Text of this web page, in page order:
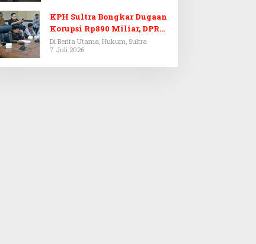
KPH Sultra Bongkar Dugaan
Korupsi Rp890 Miliar, DPRD
Sultra Gelar RDP
Di Berita Utama, Hukum, Sultra
7 Juli 2026